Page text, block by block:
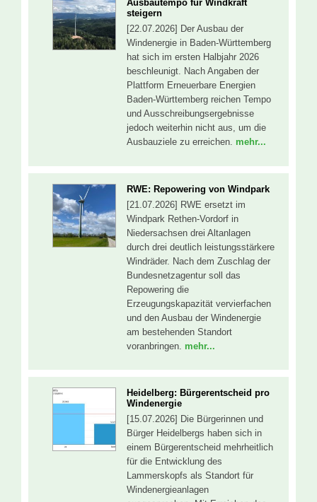
Ausbautempo für Windkraft
steigern
[22.07.2026] Der Ausbau der
Windenergie in Baden-Württemberg
hat sich im ersten Halbjahr 2026
beschleunigt. Nach Angaben der
Plattform Erneuerbare Energien
Baden-Württemberg reichen Tempo
und Ausschreibungsergebnisse
jedoch weiterhin nicht aus, um die
Ausbauziele zu erreichen. mehr...
RWE: Repowering von Windpark
[21.07.2026] RWE ersetzt im
Windpark Rethen-Vordorf in
Niedersachsen drei Altanlagen
durch drei deutlich leistungsstärkere
Windräder. Nach dem Zuschlag der
Bundesnetzagentur soll das
Repowering die
Erzeugungskapazität vervierfachen
und den Ausbau der Windenergie
am bestehenden Standort
voranbringen. mehr...
Heidelberg: Bürgerentscheid pro
Windenergie
[15.07.2026] Die Bürgerinnen und
Bürger Heidelbergs haben sich in
einem Bürgerentscheid mehrheitlich
für die Entwicklung des
Lammerskopfs als Standort für
Windenergieanlagen